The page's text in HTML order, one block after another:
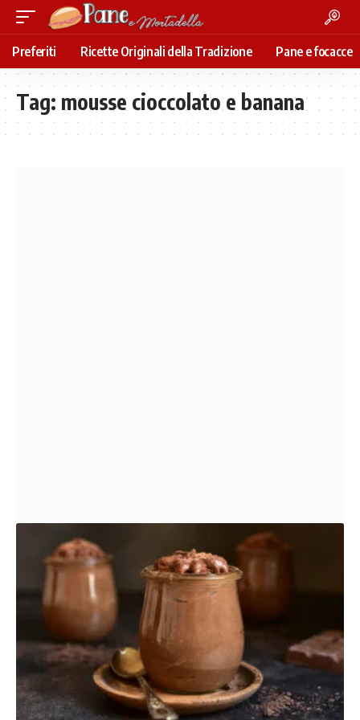
Preferiti Ricette Originali della Tradizione Pane e focacce
Tag: mousse cioccolato e banana